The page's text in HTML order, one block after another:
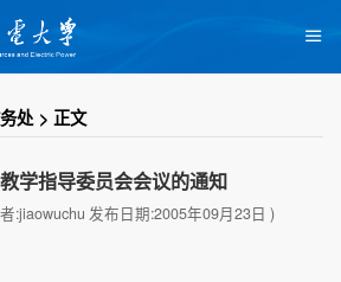
处 正文
学指导委员会会议的通知
:jiaowuchu 发布日期:2005年09月23日 )